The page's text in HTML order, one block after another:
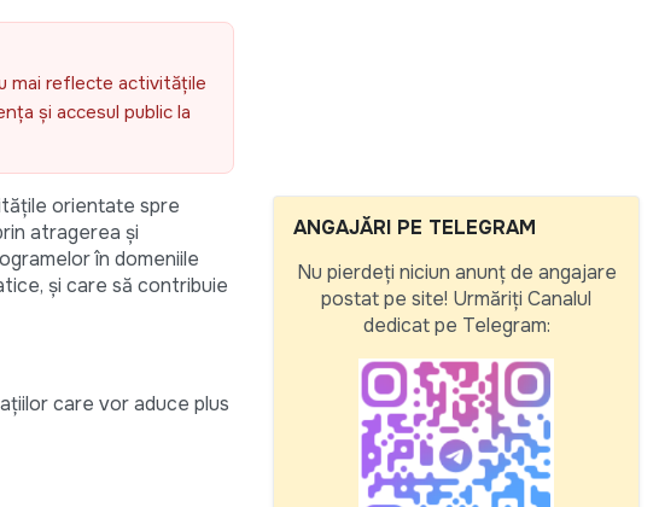
mai reflecte activitățile
și accesul public la
orientate spre
atragerea și
în domeniile
și care să contribuie
care vor aduce plus
ANGAJĂRI PE TELEGRAM
Nu pierdeți niciun anunț de angajare
postat pe site! Urmăriți Canalul
dedicat pe Telegram: